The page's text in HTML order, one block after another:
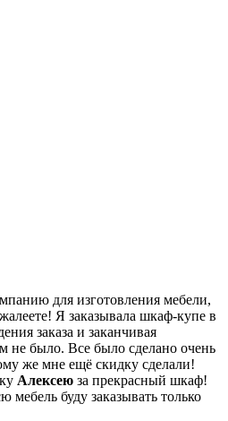
для изготовления мебели,
Я заказывала шкаф-купе в
заказа и заканчивая
не было. Все было сделано очень
же мне ещё скидку сделали!
Алексею за прекрасный шкаф!
мебель буду заказывать только